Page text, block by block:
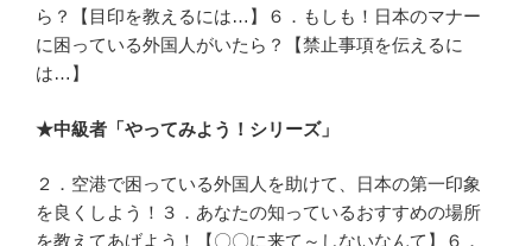
ら？【目印を教えるには…】６．もしも！日本のマナー
に困っている外国人がいたら？【禁止事項を伝えるに
は…】
★中級者「やってみよう！シリーズ」
２．空港で困っている外国人を助けて、日本の第一印象
を良くしよう！３．あなたの知っているおすすめの場所
を教えてあげよう！【〇〇に来て～しないなんて】６．